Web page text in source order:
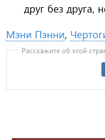
друг без друга,
Мэни Пэнни,
Расскажите об этой